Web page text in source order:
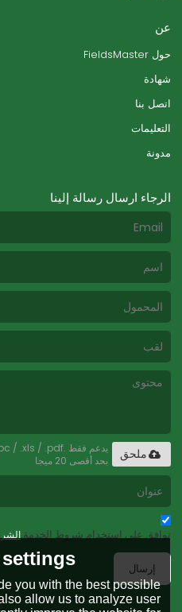
عن
حول FieldsMaster
شهادة
اتصل بنا
التعليمات
مدونة
الرجاء ارسال رسالة إلينا
بحد أقصى 20 ميجا
ملحق
توافق على استخدام شروط الخدمة,
إرسال
you with the best possible
allow us to analyze user